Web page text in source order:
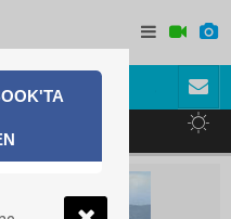
Ajansı'nda Avukat
akını
rekor kırdığı ilçe